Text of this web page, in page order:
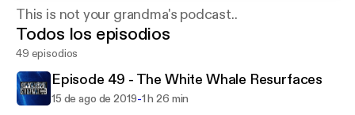
This is not your grandma's podcast..
Todos los episodios
49 episodios
Episode 49 - The White Whale Resurfaces
15 de ago de 2019-1 h 26 min